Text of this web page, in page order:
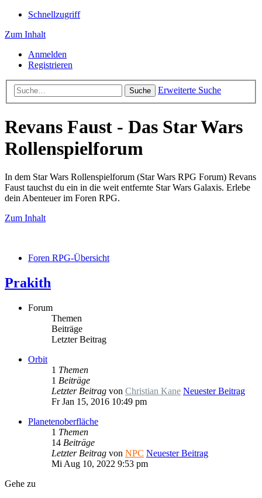
Schnellzugriff
Zum Inhalt
Anmelden
Registrieren
Suche Erweiterte Suche
Revans Faust - Das Star Wars
Rollenspielforum
In dem Star Wars Rollenspielforum (Star Wars RPG Forum) Revans
Faust tauchst du ein in die weit entfernte Star Wars Galaxis. Erlebe
dein Abenteuer im Foren RPG.
Zum Inhalt
Foren RPG-Übersicht
Prakith
Forum
Themen
Beiträge
Letzter Beitrag
Orbit
1 Themen
1 Beiträge
Letzter Beitrag von Christian Kane Neuester Beitrag
Fr Jan 15, 2016 10:49 pm
Planetenoberfläche
1 Themen
14 Beiträge
Letzter Beitrag von NPC Neuester Beitrag
Mi Aug 10, 2022 9:53 pm
Gehe zu